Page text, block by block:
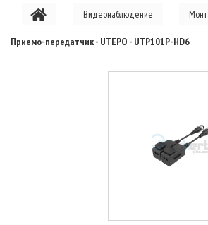
PON ОБЛАДНАННЯ
Видеонаблюдение
Приемо-передатчик - UTEPO - UTP101P-HD6